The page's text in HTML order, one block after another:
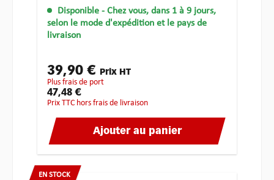
Disponible - Chez vous, dans 1 à 9 jours,
selon le mode d'expédition et le pays de
livraison
39,90 € Prix HT
plus frais de port
47,48 €
Prix TTC hors frais de livraison
Ajouter au panier
EN STOCK